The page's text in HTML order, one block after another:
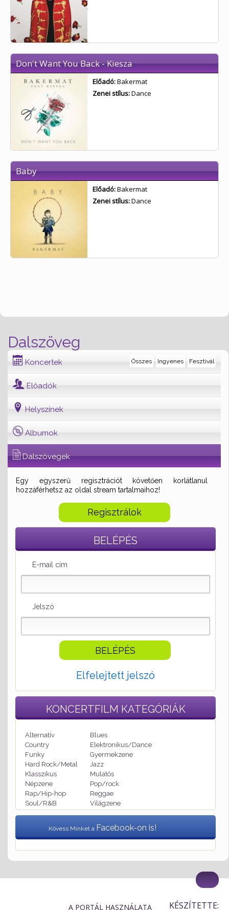
Dalszöveg
Koncertek Fesztivál
Ingyenes
Összes
Előadók
Helyszínek
Albumok
Dalszövegek
Egy egyszerű regisztrációt követően korlátlanul
hozzáférhetsz az oldal stream tartalmaihoz!
Regisztrálok
BELÉPÉS
E-mail cím
Jelszó
Elfelejtett jelszó
KONCERTFILM KATEGÓRIÁK
Alternatív
Blues
Country
Elektronikus/Dance
Funky
Gyermekzene
Hard Rock/Metal
Jazz
Klasszikus
Mulatós
Népzene
Pop/rock
Rap/Hip-hop
Reggae
Soul/R&B
Világzene
Kövess Minket a Facebook-on is!
Don't Want You Back - Kiesza
Előadó:Bakermat
Zenei stílus:Dance
Baby
Előadó:Bakermat
Zenei stílus:Dance
A PORTÁL HASZNÁLATA KÉSZÍTETTE: